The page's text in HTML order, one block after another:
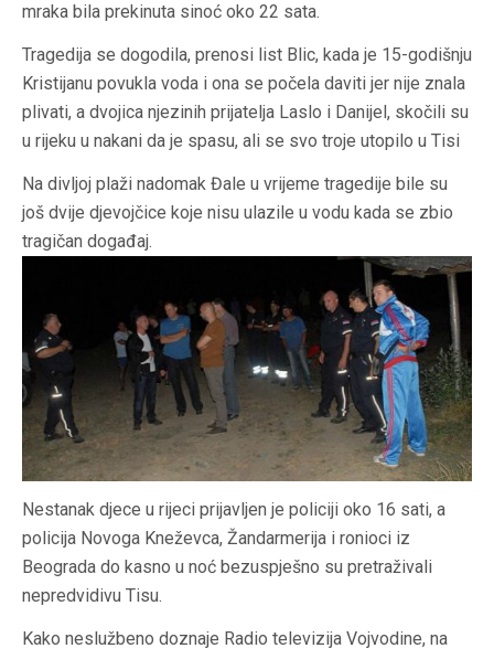
mraka bila prekinuta sinoć oko 22 sata.
Tragedija se dogodila, prenosi list Blic, kada je 15-godišnju
Kristijanu povukla voda i ona se počela daviti jer nije znala
plivati, a dvojica njezinih prijatelja Laslo i Danijel, skočili su
u rijeku u nakani da je spasu, ali se svo troje utopilo u Tisi
Na divljoj plaži nadomak Đale u vrijeme tragedije bile su
još dvije djevojčice koje nisu ulazile u vodu kada se zbio
tragičan događaj.
Nestanak djece u rijeci prijavljen je policiji oko 16 sati, a
policija Novoga Kneževca, Žandarmerija i ronioci iz
Beograda do kasno u noć bezuspješno su pretraživali
nepredvidivu Tisu.
Kako neslužbeno doznaje Radio televizija Vojvodine, na